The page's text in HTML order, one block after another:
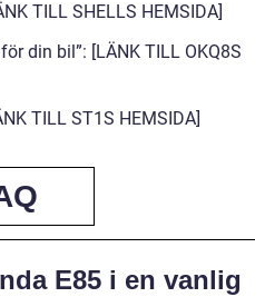
TILL SHELLS HEMSIDA]
din bil”: [LÄNK TILL OKQ8S
TILL ST1S HEMSIDA]
E85 i en vanlig